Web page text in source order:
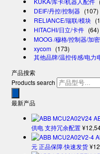
DEIF/丹控/控制器 (107)
RELIANCE/瑞联/模块
HITACHI/日立/卡件 (64)
MOOG /穆格/控制器/加
xycom (173)
其他品牌/温控传感/电力
产品搜索
Products search
最新产品
供电 支持冗余配置¥
元 正品保障·快速发货¥